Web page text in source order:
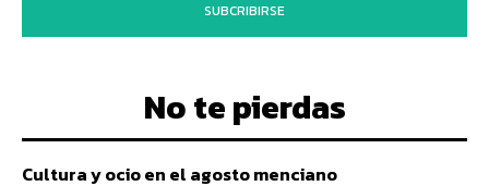
SUBCRIBIRSE
No te pierdas
Cultura y ocio en el agosto menciano